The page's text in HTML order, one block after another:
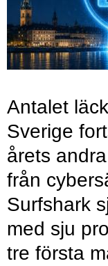
Antalet
Sverige
årets
från
Surfshark
med sju
tre första